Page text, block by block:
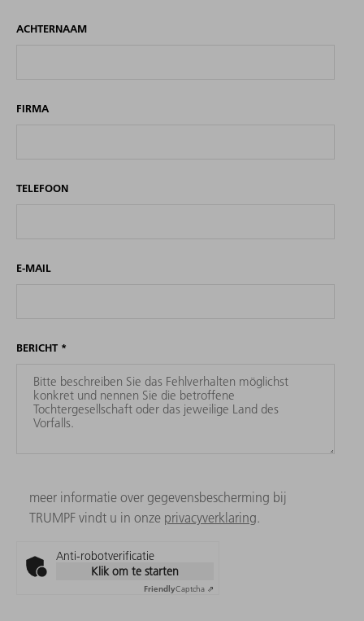
ACHTERNAAM
FIRMA
TELEFOON
E-MAIL
BERICHT *
meer informatie over gegevensbescherming bij
TRUMPF vindt u in onze privacyverklaring.
Anti-robotverificatie
Klik om te starten
FriendlyCaptcha ⇗